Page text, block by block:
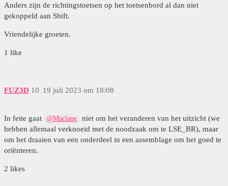
Anders zijn de richtingstoetsen op het toetsenbord al dan niet
gekoppeld aan Shift.
Vriendelijke groeten.
1 like
FUZ3D 19 juli 2023 om 18:08
10
In feite gaat @Maclane
niet om het veranderen van het uitzicht (we
hebben allemaal verknoeid met de noodzaak om te LSE_BR), maar
om het draaien van een onderdeel in een assemblage om het goed te
oriënteren.
2 likes